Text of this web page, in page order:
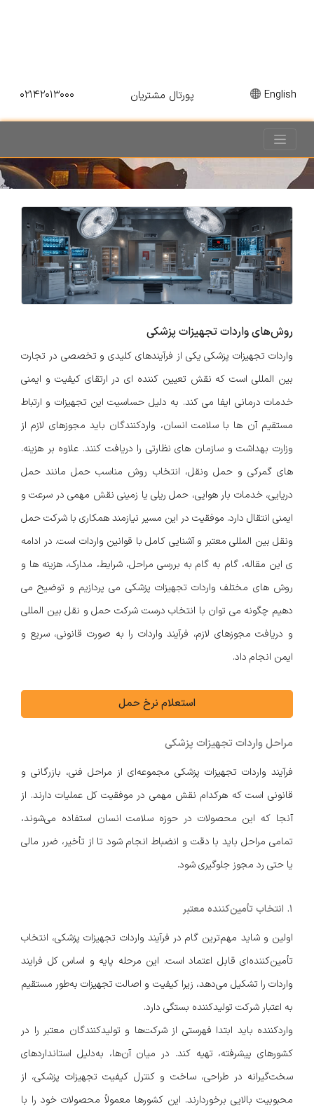
English پورتال مشتریان ۰۲۱۴۲۰۱۳۰۰۰
روش‌های واردات تجهیزات پزشکی
واردات تجهیزات پزشکی یکی از فرآیندهای کلیدی و تخصصی در تجارت
بین المللی است که نقش تعیین کننده ای در ارتقای کیفیت و ایمنی
خدمات درمانی ایفا می کند. به دلیل حساسیت این تجهیزات و ارتباط
مستقیم آن ها با سلامت انسان، واردکنندگان باید مجوزهای لازم از
وزارت بهداشت و سازمان های نظارتی را دریافت کنند. علاوه بر هزینه.
های گمرکی و حمل ونقل، انتخاب روش مناسب حمل مانند حمل
دریایی، خدمات بار هوایی، حمل ریلی یا زمینی نقش مهمی در سرعت و
ایمنی انتقال دارد. موفقیت در این مسیر نیازمند همکاری با شرکت حمل
ونقل بین المللی معتبر و آشنایی کامل با قوانین واردات است. در ادامه
ی این مقاله، گام به گام به بررسی مراحل، شرایط، مدارک، هزینه ها و
روش های مختلف واردات تجهیزات پزشکی می پردازیم و توضیح می
دهیم چگونه می توان با انتخاب درست شرکت حمل و نقل بین المللی
و دریافت مجوزهای لازم، فرآیند واردات را به صورت قانونی، سریع و
ایمن انجام داد.
استعلام نرخ حمل
مراحل واردات تجهیزات پزشکی
فرآیند واردات تجهیزات پزشکی مجموعه‌ای از مراحل فنی، بازرگانی و
قانونی است که هرکدام نقش مهمی در موفقیت کل عملیات دارند. از
آنجا که این محصولات در حوزه سلامت انسان استفاده می‌شوند،
تمامی مراحل باید با دقت و انضباط انجام شود تا از تأخیر، ضرر مالی
یا حتی رد مجوز جلوگیری شود.
۱. انتخاب تأمین‌کننده معتبر
اولین و شاید مهم‌ترین گام در فرآیند واردات تجهیزات پزشکی، انتخاب
تأمین‌کننده‌ای قابل اعتماد است. این مرحله پایه و اساس کل فرایند
واردات را تشکیل می‌دهد، زیرا کیفیت و اصالت تجهیزات به‌طور مستقیم
به اعتبار شرکت تولیدکننده بستگی دارد.
واردکننده باید ابتدا فهرستی از شرکت‌ها و تولیدکنندگان معتبر را در
کشورهای پیشرفته، تهیه کند. در میان آن‌ها، به‌دلیل استانداردهای
سخت‌گیرانه در طراحی، ساخت و کنترل کیفیت تجهیزات پزشکی، از
محبوبیت بالایی برخوردارند. این کشورها معمولاً محصولات خود را با